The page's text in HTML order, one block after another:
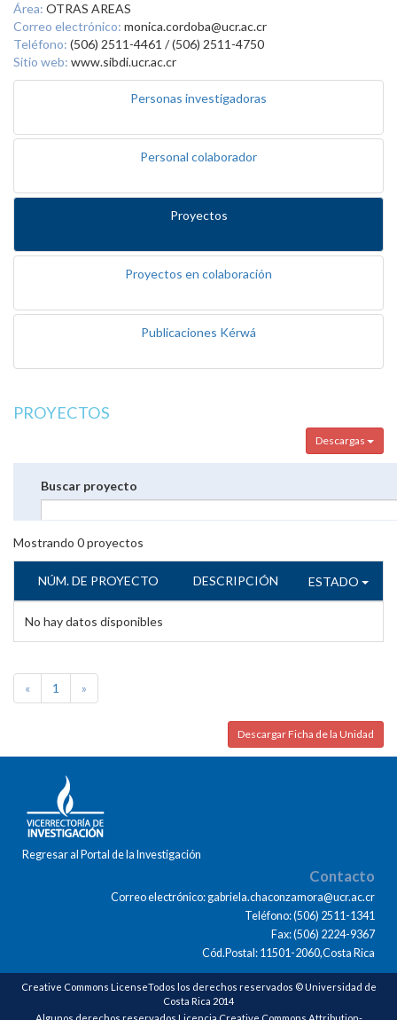
Área: OTRAS AREAS
Correo electrónico: monica.cordoba@ucr.ac.cr
Teléfono: (506) 2511-4461 / (506) 2511-4750
Sitio web: www.sibdi.ucr.ac.cr
Personas investigadoras
Personal colaborador
Proyectos
Proyectos en colaboración
Publicaciones Kérwá
PROYECTOS
Descargas
Buscar proyecto
Mostrando 0proyectos
NÚM. DE PROYECTO DESCRIPCIÓN ESTADO
No hay datos disponibles
« 1 »
Descargar Ficha de la Unidad
Regresar al Portal de la Investigación
Contacto
Correo electrónico: gabriela.chaconzamora@ucr.ac.cr
Teléfono: (506) 2511-1341
Fax: (506) 2224-9367
Cód.Postal: 11501-2060,Costa Rica
Creative Commons LicenseTodos los derechos reservados © Universidad de
Costa Rica 2014